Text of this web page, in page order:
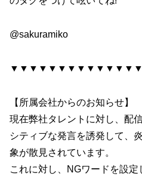
@sakuramiko
【所属会社からのお知らせ】
現在弊社タレントに対し、配
シティブな発言を誘発して、
象が散見されています。
これに対し、NGワードを設